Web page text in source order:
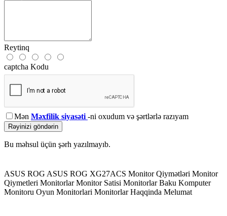
Reytinq
captcha Kodu
Mən Məxfilik siyasəti -ni oxudum və şərtlərlə razıyam
Rəyinizi göndərin
Bu məhsul üçün şərh yazılmayıb.
ASUS ROG ASUS ROG XG27ACS Monitor Qiymətləri Monitor
Qiymetleri Monitorlar Monitor Satisi Monitorlar Baku Komputer
Monitoru Oyun Monitorlari Monitorlar Haqqinda Melumat